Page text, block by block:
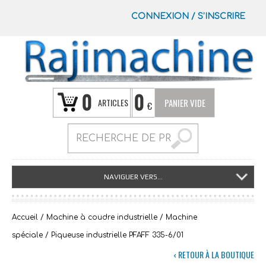
CONNEXION / S’INSCRIRE
0 ARTICLES 0 € PANIER VIDE
NAVIGUER VERS...
Accueil / Machine à coudre industrielle / Machine
spéciale / Piqueuse industrielle PFAFF 335-6/01
‹ RETOUR À LA BOUTIQUE